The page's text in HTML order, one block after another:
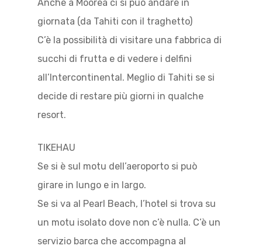
Anche a Moorea ci si può andare in
giornata (da Tahiti con il traghetto)
C’è la possibilità di visitare una fabbrica di
succhi di frutta e di vedere i delfini
all’Intercontinental. Meglio di Tahiti se si
decide di restare più giorni in qualche
resort.
TIKEHAU
Se si è sul motu dell’aeroporto si può
girare in lungo e in largo.
Se si va al Pearl Beach, l’hotel si trova su
un motu isolato dove non c’è nulla. C’è un
servizio barca che accompagna al